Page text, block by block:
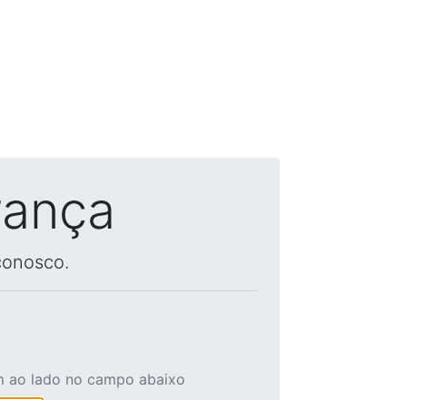
ao lado no campo abaixo